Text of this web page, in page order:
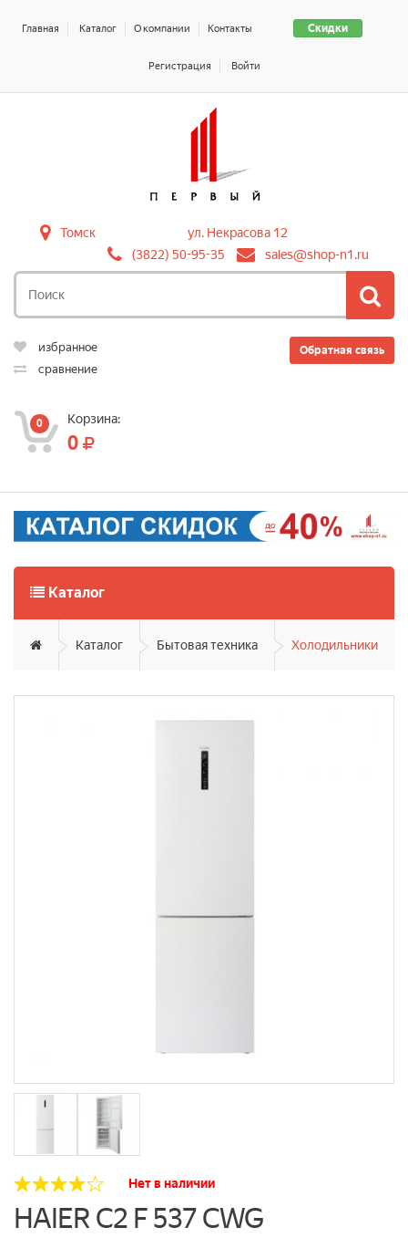
Скидки
Главная Каталог О компании Контакты
Регистрация Войти
Томск
ул. Некрасова 12
(3822) 50-95-35
sales@shop-n1.ru
Обратная связь
избранное
сравнение
0 Корзина:
0
Каталог
Каталог Бытовая техника Холодильники
Нет в наличии
HAIER C2 F 537 CWG